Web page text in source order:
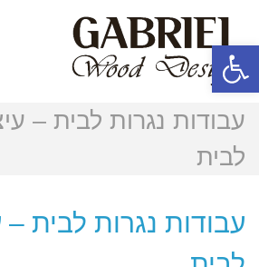
פתח סרגל נגישות
עבודות נגרות לבית –
לבית
עבודות נגרות לבית –